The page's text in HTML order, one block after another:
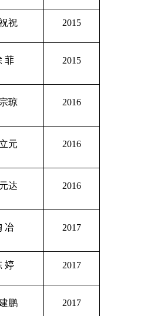
祝 2015
菲 2015
琼 2016
元 2016
达 2016
冶 2017
婷 2017
鹏 2017